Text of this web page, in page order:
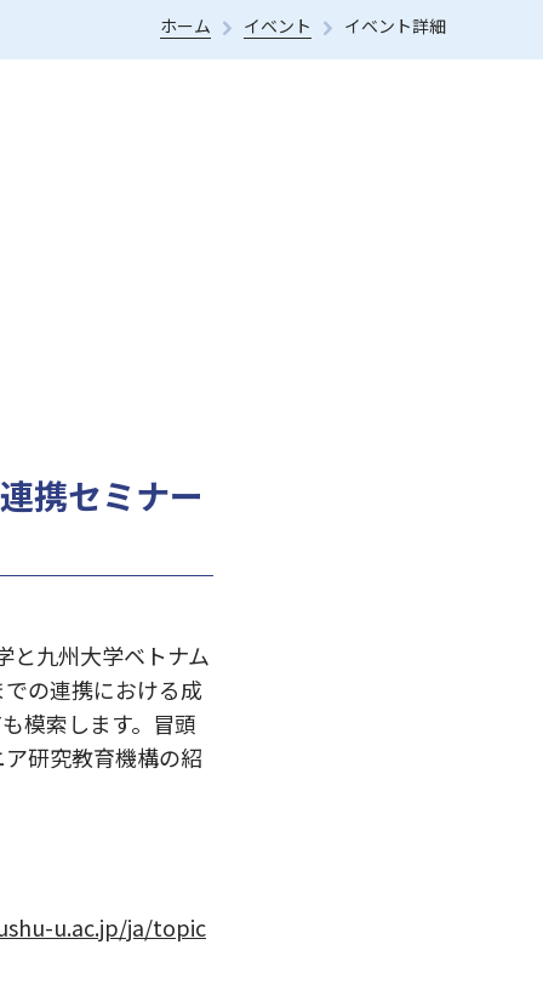
ホーム イベント イベント詳細
携セミナー
と九州大学ベトナム
の連携における成
模索します。冒頭
研究教育機構の紹
u.ac.jp/ja/topic